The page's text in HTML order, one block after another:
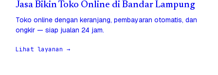
Jasa Bikin Toko Online di Bandar Lampung
Toko online dengan keranjang, pembayaran otomatis, dan
ongkir — siap jualan 24 jam.
Lihat layanan →